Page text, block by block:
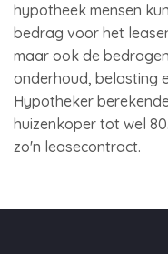
hypotheek mensen
bedrag voor het
maar ook de
onderhoud, belasting
Hypotheker
huizenkoper tot wel
zo'n leasecontract.